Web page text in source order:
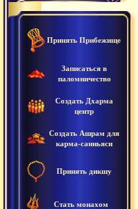
Принять Прибежище
Записаться в
паломничество
Создать Дхарма
центр
Создать Ашрам для
карма-санньяси
Принять дикшу
Стать монахом